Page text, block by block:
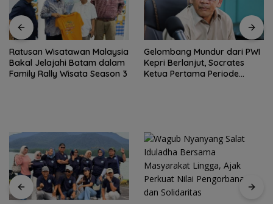
Ratusan Wisatawan Malaysia
Bakal Jelajahi Batam dalam
Family Rally Wisata Season 3
Gelombang Mundur dari PWI
Kepri Berlanjut, Socrates
Ketua Pertama Periode